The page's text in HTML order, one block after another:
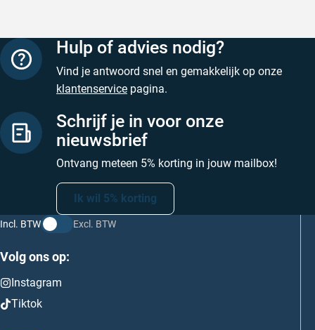
Hulp of advies nodig?
Vind je antwoord snel en gemakkelijk op onze
klantenservice pagina.
Schrijf je in voor onze
nieuwsbrief
Ontvang meteen 5% korting in jouw mailbox!
Ik wil 5% korting
Incl. BTW Excl. BTW
Volg ons op:
Instagram
Tiktok